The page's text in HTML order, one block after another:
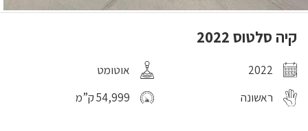
קיה סלטוס 2022
2022
אוטומט
ראשונה
54,999 ק”מ